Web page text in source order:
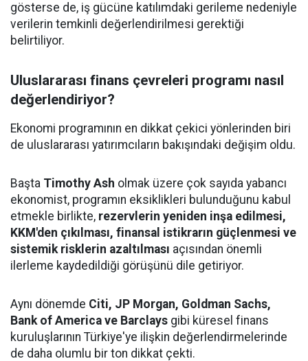
gösterse de, iş gücüne katılımdaki gerileme nedeniyle
verilerin temkinli değerlendirilmesi gerektiği
belirtiliyor.
Uluslararası finans çevreleri programı nasıl
değerlendiriyor?
Ekonomi programının en dikkat çekici yönlerinden biri
de uluslararası yatırımcıların bakışındaki değişim oldu.
Başta Timothy Ash olmak üzere çok sayıda yabancı
ekonomist, programın eksiklikleri bulunduğunu kabul
etmekle birlikte, rezervlerin yeniden inşa edilmesi,
KKM'den çıkılması, finansal istikrarın güçlenmesi ve
sistemik risklerin azaltılması açısından önemli
ilerleme kaydedildiği görüşünü dile getiriyor.
Aynı dönemde Citi, JP Morgan, Goldman Sachs,
Bank of America ve Barclays gibi küresel finans
kuruluşlarının Türkiye'ye ilişkin değerlendirmelerinde
de daha olumlu bir ton dikkat çekti.